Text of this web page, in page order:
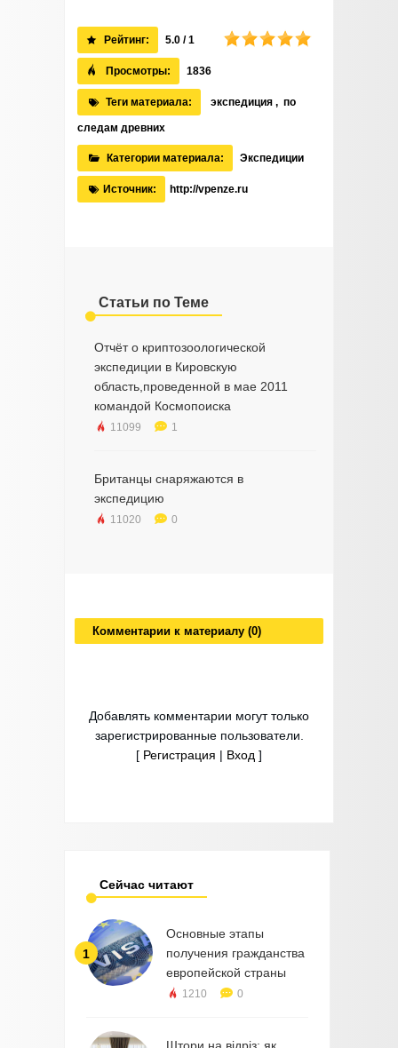
Рейтинг: 5.0 / 1
Просмотры: 1836
Теги материала: экспедиция , по
следам древних
Категории материала: Экспедиции
Источник: http://vpenze.ru
Статьи по Теме
Отчёт о криптозоологической
экспедиции в Кировскую
область,проведенной в мае 2011
командой Космопоиска
11099 1
Британцы снаряжаются в
экспедицию
11020 0
Комментарии к материалу (0)
Добавлять комментарии могут только
зарегистрированные пользователи.
[ Регистрация | Вход ]
Сейчас читают
1
Основные этапы
получения гражданства
европейской страны
1210 0